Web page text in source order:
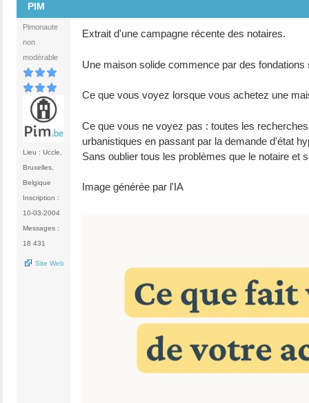
PIM
Pimonaute
non
modérable
Lieu : Uccle,
Bruxelles,
Belgique
Inscription :
10-03-2004
Messages :
18 431
Site Web
Extrait d'une campagne récente des notaires.
Une maison solide commence par des
Ce que vous voyez lorsque vous achetez une
Ce que vous ne voyez pas : toutes les
urbanistiques en passant par la demande d'état
Sans oublier tous les problèmes que le notaire et
Image générée par l'IA